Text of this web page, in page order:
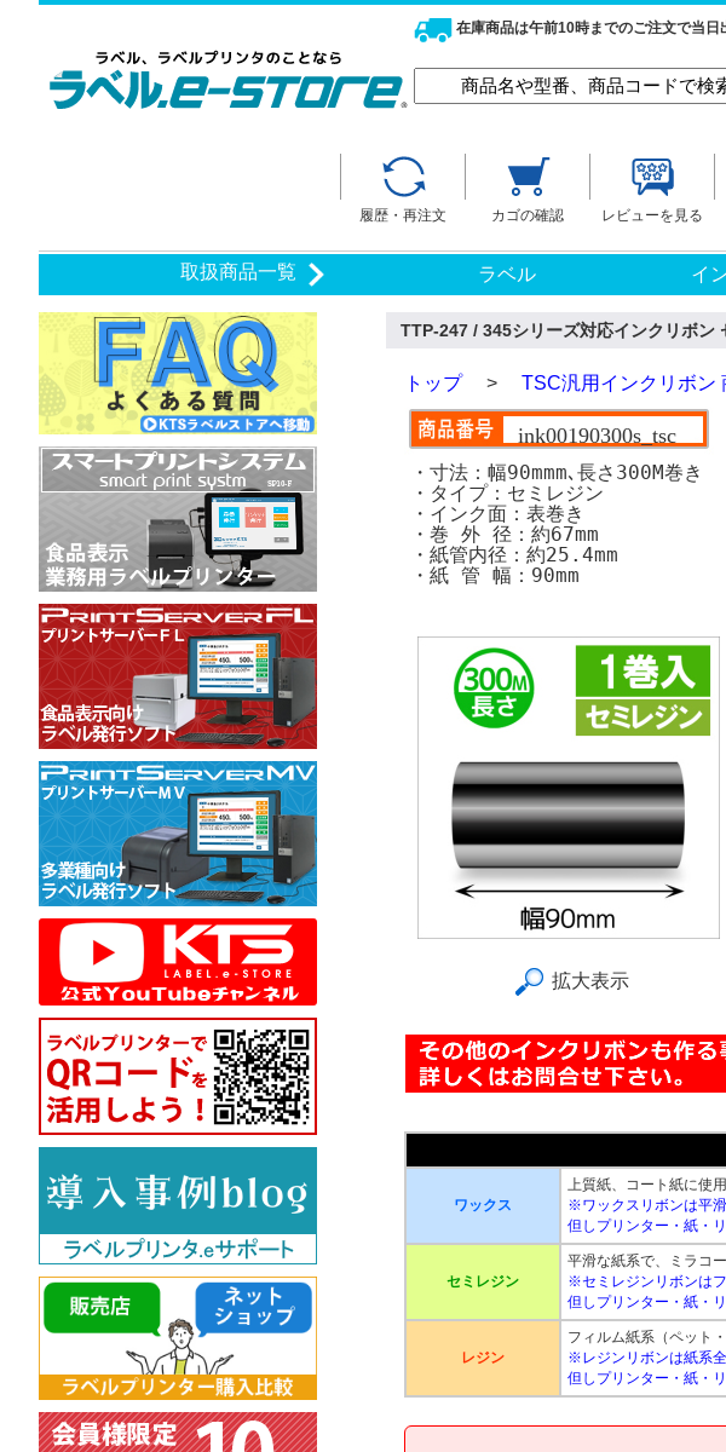
在庫商品は午前10時までのご注文で当日
履歴・再注文 カゴの確認 レビューを見る
取扱商品一覧 ラベル イ
TTP-247 / 345シリーズ対応インクリボ
トップ> TSC汎用インクリボン
ink00190300s_tsc
・寸法：幅90mmm､長さ300M巻き
・タイプ：セミレジン
・インク面：表巻き
・巻 外 径：約67mm
・紙管内径：約25.4mm
・紙 管 幅：90mm
拡大表示
ワックス
上質紙、コート紙に使用
※ワックスリボンは平
但しプリンター・紙・
セミレジン
平滑な紙系で、ミラコ
※セミレジンリボンは
但しプリンター・紙・
レジン
フィルム紙系（ペット
※レジンリボンは紙系
但しプリンター・紙・